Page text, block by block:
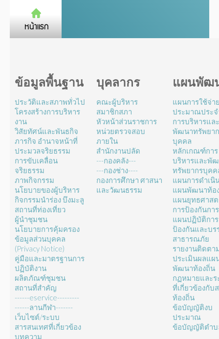
ข้อมูลพื้นฐาน
ประวัติและสภาพทั่วไป
โครงสร้างการบริหาร
งาน
วิสัยทัศน์และพันธกิจ
ภารกิจ อำนาจหน้าที่
ประมวลจริยธรรม
การขับเคลื่อน
จริยธรรม
ภาพกิจกรรม
นโยบายของผู้บริหาร
กิจกรรมนำร่อง บึงมะลู
สถานที่ท่องเที่ยว
ผู้นำชุมชน
นโยบายการคุ้มครอง
ข้อมูลส่วนบุคคล
(Privacy Notice)
คู่มือและมาตรฐานการ
ปฏิบัติงาน
ผลิตภัณฑ์ชุมชน
สถานที่สำคัญ
------eservice---------
------ลานกีฬา-------
เว็บไซต์/ระบบ
สารสนเทศที่เกี่ยวข้อง
บทความ
บุคลากร
คณะผู้บริหาร
สมาชิกสภา
หัวหน้าส่วนราชการ
หน่วยตรวจสอบ
ภายใน
สำนักงานปลัด
---กองคลัง---
---กองช่าง----
กองการศึกษา ศาสนา
และวัฒนธรรม
แผนพัฒ
แผนการใช้จ่า
ประมาณประ
การบริหารแล
พัฒนาทรัพยา
บุคคล
หลักเกณฑ์การ
บริหารและพั
ทรัพยากรบุคค
แผนการดำเนิ
แผนพัฒนาท้อ
แผนยุทธศาส
การป้องกันกา
แผนปฏิบัติการ
ป้องกันและบร
สาธารณภัย
รายงานติดตา
ประเมินผลแผ
พัฒนาท้องถิ่น
กฏหมายและร
ที่เกี่ยวข้องกับ
ท้องถิ่น
ข้อบัญญัติงบ
ประมาณ
ข้อบัญญัติตำบ